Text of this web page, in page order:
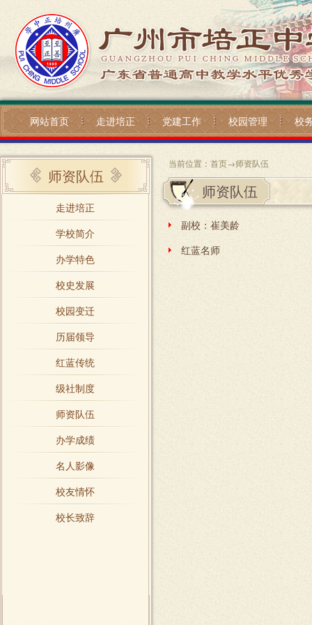
网站首页 走进培正 党建工作 校园管理 校
师资队伍
走进培正
学校简介
办学特色
校史发展
校园变迁
历届领导
红蓝传统
级社制度
师资队伍
办学成绩
名人影像
校友情怀
校长致辞
当前位置： 首页→师资队伍
师资队伍
副校：崔美龄
红蓝名师